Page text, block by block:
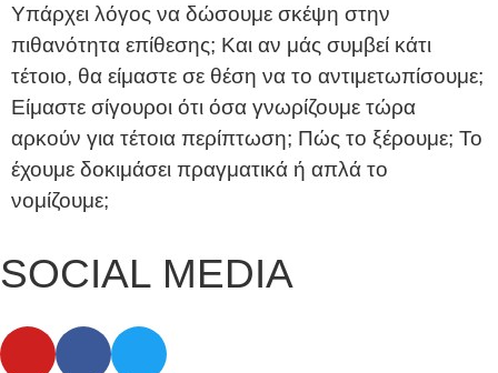
Υπάρχει λόγος να δώσουμε σκέψη στην
πιθανότητα επίθεσης; Και αν μάς συμβεί κάτι
τέτοιο, θα είμαστε σε θέση να το αντιμετωπίσουμε;
Είμαστε σίγουροι ότι όσα γνωρίζουμε τώρα
αρκούν για τέτοια περίπτωση; Πώς το ξέρουμε; Το
έχουμε δοκιμάσει πραγματικά ή απλά το
νομίζουμε;
SOCIAL MEDIA